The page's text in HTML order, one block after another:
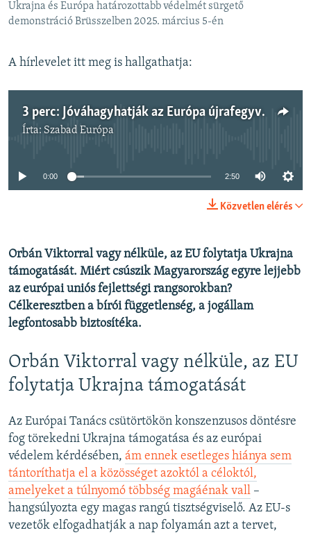
A MÚLT TANULSÁGAI
Valamennyi RFE/RL weboldal
Ukrajna és Európa határozottabb védelmét sürgető
demonstráció Brüsszelben 2025. március 5-én
A hírlevelet itt meg is hallgathatja:
3 perc: Jóváhagyhatják az Európa újrafegyverkezését célzó terveket
Írta: Szabad Európa
Jelenleg nincs elérhető tartalom
0:00 2:50
Közvetlen elérés
Orbán Viktorral vagy nélküle, az EU folytatja Ukrajna
támogatását. Miért csúszik Magyarország egyre lejjebb
az európai uniós fejlettségi rangsorokban?
Célkeresztben a bírói függetlenség, a jogállam
legfontosabb biztosítéka.
Orbán Viktorral vagy nélküle, az EU
folytatja Ukrajna támogatását
Az Európai Tanács csütörtökön konszenzusos döntésre
fog törekedni Ukrajna támogatása és az európai
védelem kérdésében, ám ennek esetleges hiánya sem
tántoríthatja el a közösséget azoktól a céloktól,
amelyeket a túlnyomó többség magáénak vall –
hangsúlyozta egy magas rangú tisztségviselő. Az EU-s
vezetők elfogadhatják a nap folyamán azt a tervet,